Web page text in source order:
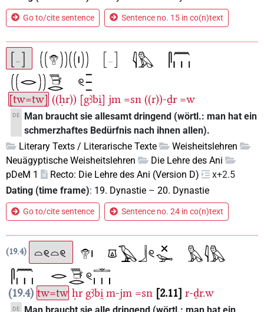
Go to/cite sentence Sentence no. 15 in co(n)text
[tw=tw] ((ḥr)) [gꜣbi̯] jm =sn ((r))-ḏr =w
DE
Man braucht sie allesamt dringend (wörtl.: man hat ein
schmerzhaftes Bedürfnis nach ihnen allen).
Literary Texts / Literarische Texte
Weisheitslehren
Neuägyptische Weisheitslehren
Die Lehre des Ani
pDeM 1
Recto: Die Lehre des Ani (Version D)
x+2.5
Dating (time frame): 19. Dynastie – 20. Dynastie
Go to/cite sentence Sentence no. 24 in co(n)text
19.4
19.4 tw=tw ḥr gꜣbi̯ m-jm =sn 2.11 r-ḏr.w
DE